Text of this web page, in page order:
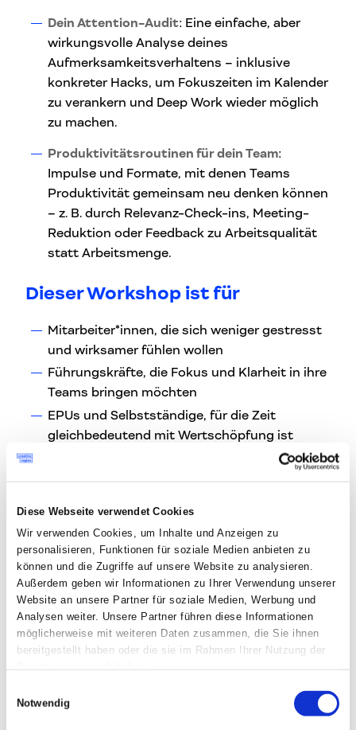
Diese Webseite verwendet Cookies
Wir verwenden Cookies, um Inhalte und Anzeigen zu
personalisieren, Funktionen für soziale Medien anbieten zu
können und die Zugriffe auf unsere Website zu analysieren.
Außerdem geben wir Informationen zu Ihrer Verwendung unserer
Website an unsere Partner für soziale Medien, Werbung und
Analysen weiter. Unsere Partner führen diese Informationen
möglicherweise mit weiteren Daten zusammen, die Sie ihnen
bereitgestellt haben oder die sie im Rahmen Ihrer Nutzung der
Notwendig
Dein Attention-Audit: Eine einfache, aber
wirkungsvolle Analyse deines
Aufmerksamkeitsverhaltens – inklusive
konkreter Hacks, um Fokuszeiten im Kalender
zu verankern und Deep Work wieder möglich
zu machen.
Produktivitätsroutinen für dein Team:
Impulse und Formate, mit denen Teams
Produktivität gemeinsam neu denken können
– z. B. durch Relevanz-Check-ins, Meeting-
Reduktion oder Feedback zu Arbeitsqualität
statt Arbeitsmenge.
Dieser Workshop ist für
Mitarbeiter*innen, die sich weniger gestresst
und wirksamer fühlen wollen
Führungskräfte, die Fokus und Klarheit in ihre
Teams bringen möchten
EPUs und Selbstständige, für die Zeit
gleichbedeutend mit Wertschöpfung ist
Organisationen, die Meetings hinterfragen
deine Fragen
Tickets & Preise
Die Teilnahme an diesem Workshop istkostenlos
Die Teilnehmer*innenzahl ist begrenzt, deine
Anmeldung ist daher verbindlich, damit wir
diesem Link an: